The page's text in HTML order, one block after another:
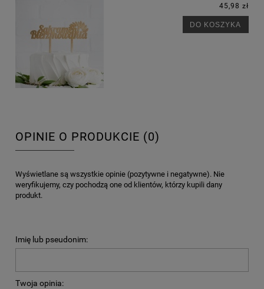
45,98 zł
DO KOSZYKA
OPINIE O PRODUKCIE (0)
Wyświetlane są wszystkie opinie (pozytywne i negatywne). Nie
weryfikujemy, czy pochodzą one od klientów, którzy kupili dany
produkt.
Imię lub pseudonim:
Twoja opinia: